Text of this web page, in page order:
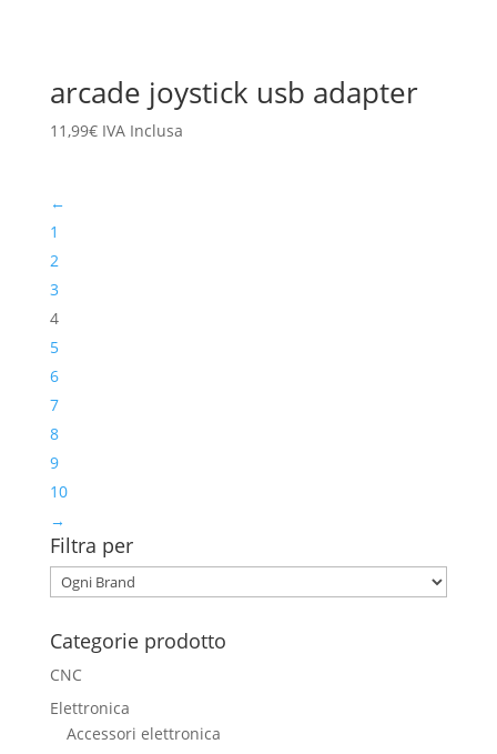
arcade joystick usb adapter
11,99€ IVA Inclusa
←
1
2
3
4
5
6
7
8
9
10
→
Filtra per
Categorie prodotto
CNC
Elettronica
Accessori elettronica